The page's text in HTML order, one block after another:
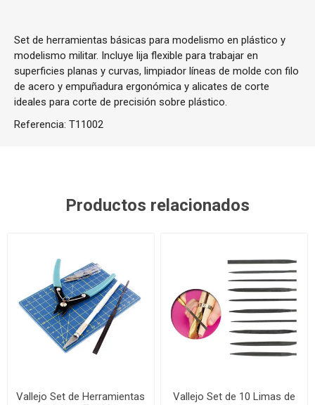
Set de herramientas básicas para modelismo en plástico y
modelismo militar. Incluye lija flexible para trabajar en
superficies planas y curvas, limpiador líneas de molde con filo
de acero y empuñadura ergonómica y alicates de corte
ideales para corte de precisión sobre plástico.
Referencia: T11002
Productos relacionados
Vallejo Set de Herramientas
Vallejo Set de 10 Limas de